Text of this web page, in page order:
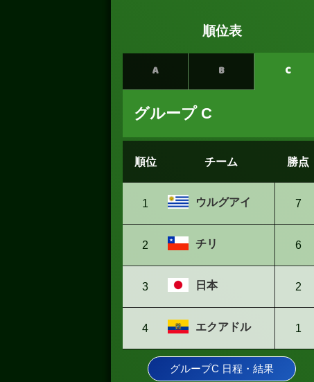
順位表
A B C
グループ C
順位 チーム 勝点
1 ウルグアイ 7
2 チリ 6
3 日本 2
4 エクアドル 1
グループC 日程・結果